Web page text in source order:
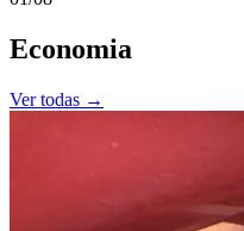
Economia
Ver todas →